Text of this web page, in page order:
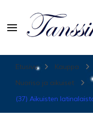
Etusivu Kauppa
Nuoriso ja aikuiset
(37) Aikuisten